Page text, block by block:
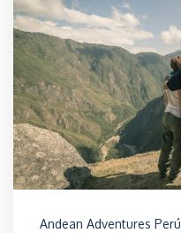
Andean Adventures Perú